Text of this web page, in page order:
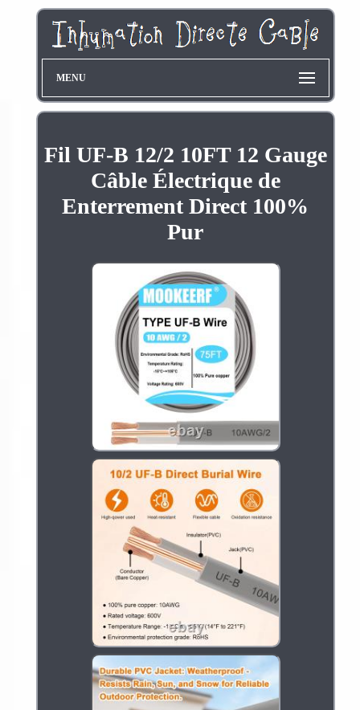
MENU
Fil UF-B 12/2 10FT 12 Gauge
Câble Électrique de
Enterrement Direct 100%
Pur